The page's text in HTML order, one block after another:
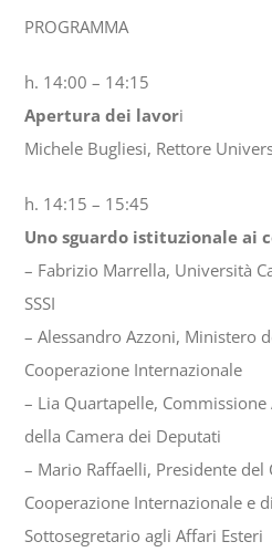
PROGRAMMA
h. 14:00 – 14:15
Apertura dei lavori
Michele Bugliesi, Rettore
h. 14:15 – 15:45
Uno sguardo istituzionale
– Fabrizio Marrella, Università
SSSI
– Alessandro Azzoni, Ministero
Cooperazione Internazionale
– Lia Quartapelle,
della Camera dei Deputati
– Mario Raffaelli, Presidente del
Cooperazione Internazionale e
Sottosegretario agli Affari Esteri